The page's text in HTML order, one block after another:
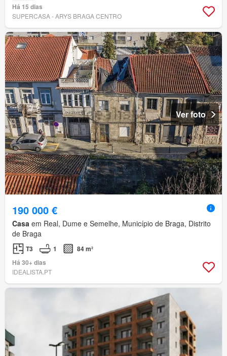
Há 15 dias
SUPERCASA - ARYS BRAGA CENTRO
Ver foto
190 000 €
Casa em Real, Dume e Semelhe, Município de Braga, Distrito
de Braga
T3 1
84 m²
Há 30+ dias
IDEALISTA.PT